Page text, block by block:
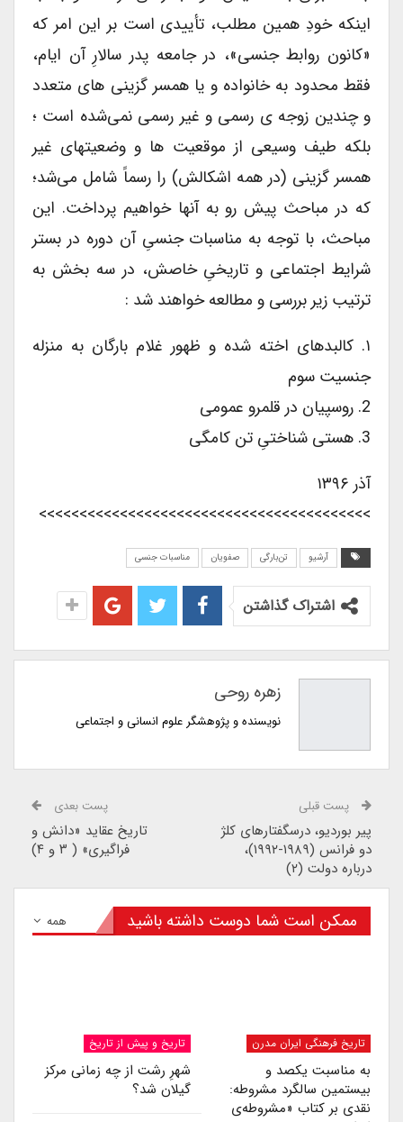
اینکه خودِ همین مطلب، تأییدی است بر این امر که
«کانون روابط جنسی»، در جامعه پدر سالارِ آن ایام،
فقط محدود به خانواده و یا همسر گزینی های متعدد
و چندین زوجه ی رسمی و غیر رسمی نمی‌شده است ؛
بلکه طیف وسیعی از موقعیت ها و وضعیتهای غیر
همسر گزینی (در همه اشکالش) را رسماً شامل می‌شد؛
که در مباحث پیش رو به آنها خواهیم پرداخت. این
مباحث، با توجه به مناسبات جنسیِ آن دوره در بستر
شرایط اجتماعی و تاریخیِ خاصش، در سه بخش به
ترتیب زیر بررسی و مطالعه خواهند شد :
۱. کالبدهای اخته شده و ظهور غلام بارگان به منزله
جنسیت سوم
آذر ۱۳۹۶
>>>>>>>>>>>>>>>>>>>>>>>>>>>>>>>>>>>>>>>>>
آرشیو تن‌بارگی صفویان مناسبات جنسی
اشتراک گذاشتن
زهره روحی
نویسنده و پژوهشگر علوم انسانی و اجتماعی
پست قبلی
پیر بوردیو، درسگفتارهای کلژ
دو فرانس (۱۹۸۹-۱۹۹۲)،
درباره دولت (۲)
پست بعدی
تاریخ عقاید «دانش و
فراگیری» ( ۳ و ۴)‌
همه ممکن است شما دوست داشته باشید
تاریخ فرهنگی ایران مدرن
به مناسبت یکصد و
بیستمین سالگرد مشروطه:
نقدی بر کتاب «مشروطه‌ی
تاریخ و پیش از تاریخ
شهرِ رشت از چه زمانی مرکز
گیلان شد؟